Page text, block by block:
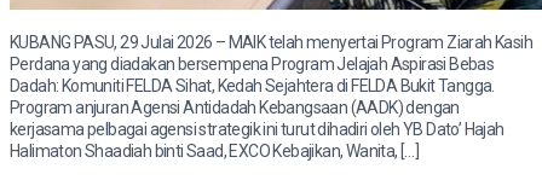
KUBANG PASU, 29 Julai 2026 – MAIK telah menyertai Program Ziarah Kasih
Perdana yang diadakan bersempena Program Jelajah Aspirasi Bebas
Dadah: Komuniti FELDA Sihat, Kedah Sejahtera di FELDA Bukit Tangga.
Program anjuran Agensi Antidadah Kebangsaan (AADK) dengan
kerjasama pelbagai agensi strategik ini turut dihadiri oleh YB Dato’ Hajah
Halimaton Shaadiah binti Saad, EXCO Kebajikan, Wanita, […]